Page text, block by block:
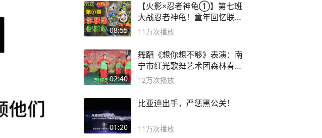
08:55
【火影×忍者神龟①】第七班
大战忍者神龟！童年回忆联动
论武？
11万次播放
02:40
舞蹈《想你想不够》表演：南
宁市红光歌舞艺术团森林春红
舞蹈队。
12万次播放
01:20
比亚迪出手，严惩黑公关！
11万次播放